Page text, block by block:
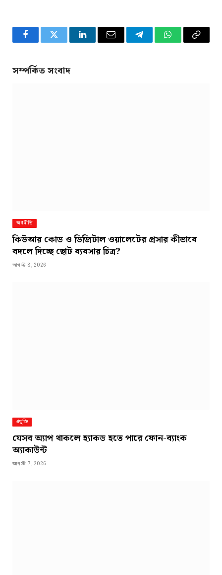
FacebookTwitter LinkedInEmail TelegramWhatsApp
Copy
সম্পর্কিত সংবাদ
অর্থনীতি
কিউআর কোড ও ডিজিটাল ওয়ালেটের প্রসার কীভাবে
বদলে দিচ্ছে ছোট ব্যবসার চিত্র?
আগস্ট 8, 2026
প্রযুক্তি
যেসব অ্যাপ থাকলে হ্যাকড হতে পারে ফোন-ব্যাংক
অ্যাকাউন্ট
আগস্ট 7, 2026